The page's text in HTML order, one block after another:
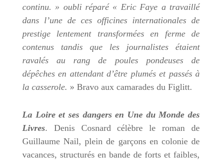
continu. » oubli réparé « Eric Faye a travaillé
dans l’une de ces officines internationales de
prestige lentement transformées en ferme de
contenus tandis que les journalistes étaient
ravalés au rang de poules pondeuses de
dépêches en attendant d’être plumés et passés à
la casserole. » Bravo aux camarades du Figlitt.
La Loire et ses dangers en Une du Monde des
Livres. Denis Cosnard célèbre le roman de
Guillaume Nail, plein de garçons en colonie de
vacances, structurés en bande de forts et faibles,